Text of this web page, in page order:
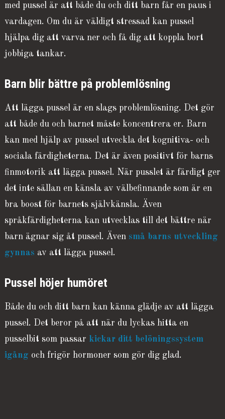
med pussel är att både du och ditt barn får en paus i
vardagen. Om du är väldigt stressad kan pussel
hjälpa dig att varva ner och få dig att koppla bort
jobbiga tankar.
Barn blir bättre på problemlösning
Att lägga pussel är en slags problemlösning. Det gör
att både du och barnet måste koncentrera er. Barn
kan med hjälp av pussel utveckla det kognitiva- och
sociala färdigheterna. Det är även positivt för barns
finmotorik att lägga pussel. När pusslet är färdigt ger
det inte sällan en känsla av välbefinnande som är en
bra boost för barnets självkänsla. Även
språkfärdigheterna kan utvecklas till det bättre när
barn ägnar sig åt pussel. Även små barns utveckling
gynnas av att lägga pussel.
Pussel höjer humöret
Både du och ditt barn kan känna glädje av att lägga
pussel. Det beror på att när du lyckas hitta en
pusselbit som passar kickar ditt belöningssystem
igång och frigör hormoner som gör dig glad.